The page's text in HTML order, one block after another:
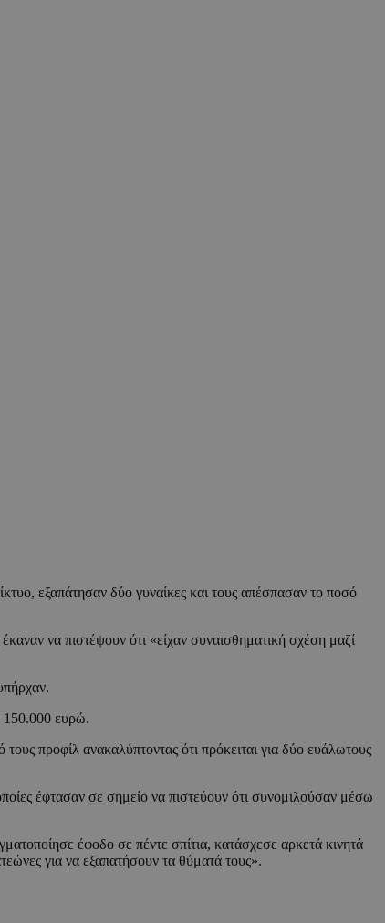
εξαπάτησαν δύο γυναίκες και τους απέσπασαν το ποσό
να πιστέψουν ότι «είχαν συναισθηματική σχέση μαζί
150.000 ευρώ.
προφίλ ανακαλύπτοντας ότι πρόκειται για δύο ευάλωτους
έφτασαν σε σημείο να πιστεύουν ότι συνομιλούσαν μέσω
έφοδο σε πέντε σπίτια, κατάσχεσε αρκετά κινητά
για να εξαπατήσουν τα θύματά τους».